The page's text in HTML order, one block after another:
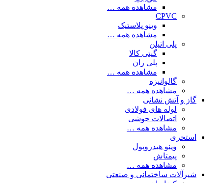
مشاهده همه …
CPVC
وینو پلاستیک
مشاهده همه …
پلی اتیلن
گیتی کالا
پلی ران
مشاهده همه …
گالوانیزه
مشاهده همه …
گاز و آتش نشانی
لوله های فولادی
اتصالات جوشی
مشاهده همه …
استخری
وینو هیدروپول
پیمتاش
مشاهده همه …
شیرآلات ساختمانی و صنعتی